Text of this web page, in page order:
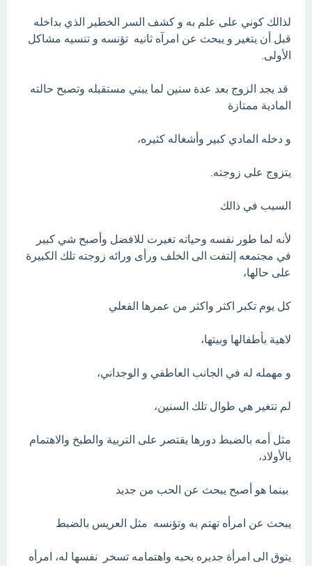
لذالك كوني على علم به و كشف السر الخطير الذي بداخله
قبل أن يتغير و يبحث عن امرآه ثانيه تؤنسه و تنسيه مشاكل
الأولى.
قد يجد الزوج بعد عدة سنين لما يبني مستقبله وتصبح حالته
المادية ممتازة
و دخله المادي كبير وأشغاله كثيره،
يتزوج على زوجته.
السبب في ذالك
لأنه لما طور نفسه وحياته تغيرت للافضل وأصبح شي كبير
في مجتمعه إلتفت الى الخلف ورأى ورائه زوجته تلك الكبيرة
على حالها،
كل يوم تكبر اكثر واكثر من عمرها الفعلي
لاهية بأطفالها وبيتها،
و مهمله له في الجانب العاطفي و الوجداني،
لم تتغير هي طوال تلك السنين،
مثل أمه بالضبط دورها يقتصر على التربية والطبخ والاهتمام
بالأولاد،
بينما هو أصبح يبحث عن الحب من جديد
يبحث عن امرأه تهتم به وتؤنسه مثل العريس بالضبط
يتوق الى امرأة جديره بحبه واهتمامه تسخر نفسها له، امرأه